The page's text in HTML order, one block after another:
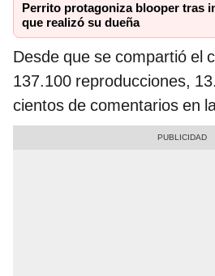
Perrito protagoniza blooper tras
que realizó su dueña
Desde que se compartió el
137.100 reproducciones,
cientos de comentarios en